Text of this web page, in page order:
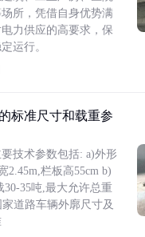
所，凭借自身优势满
力供应的高要求，保
运行。
标准尺寸和载重参
技术参数包括: a)外形
2.45m,栏板高55cm b)
30-35吨,最大允许总重
道路车辆外廓尺寸及